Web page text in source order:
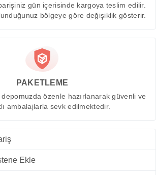
gün içerisinde kargoya teslim edilir.
bölgeye göre değişiklik gösterir.
PAKETLEME
özenle hazırlanarak güvenli ve
ambalajlarla sevk edilmektedir.
Ekle